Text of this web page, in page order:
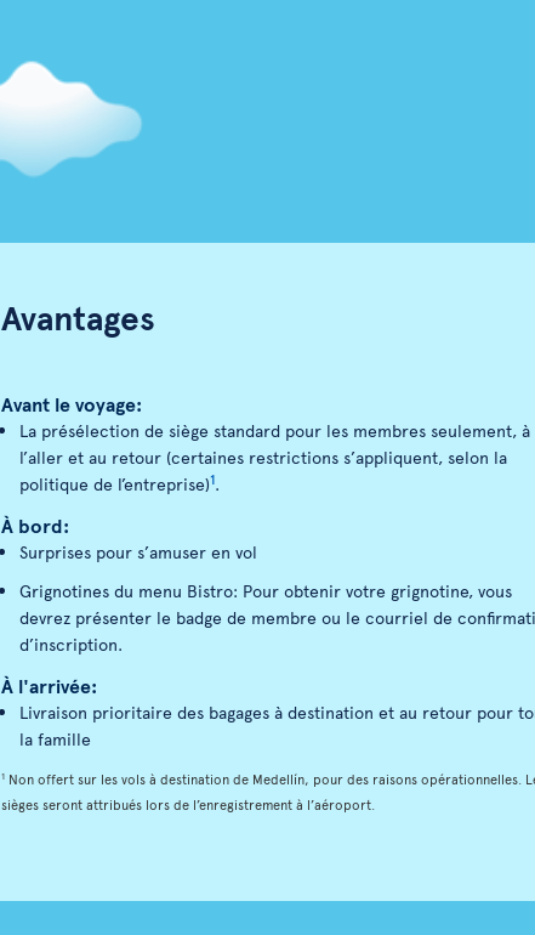
Avantages
Avant le voyage:
La présélection de siège standard pour les membres seulement, à
l’aller et au retour (certaines restrictions s’appliquent, selon la
politique de l’entreprise)1.
À bord:
Surprises pour s’amuser en vol
Grignotines du menu Bistro: Pour obtenir votre grignotine, vous
devrez présenter le badge de membre ou le courriel de
d’inscription.
À l'arrivée:
Livraison prioritaire des bagages à destination et au retour pour
la famille
1 Non offert sur les vols à destination de Medellín, pour des raisons opérationnelles.
sièges seront attribués lors de l’enregistrement à l’aéroport.